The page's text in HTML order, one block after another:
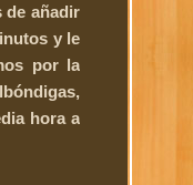
de añadir
y le
por la
hora a